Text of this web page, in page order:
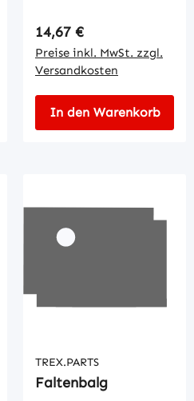
Regulärer Preis:
14,67 €
Preise inkl. MwSt. zzgl.
Versandkosten
In den Warenkorb
TREX.PARTS
Faltenbalg